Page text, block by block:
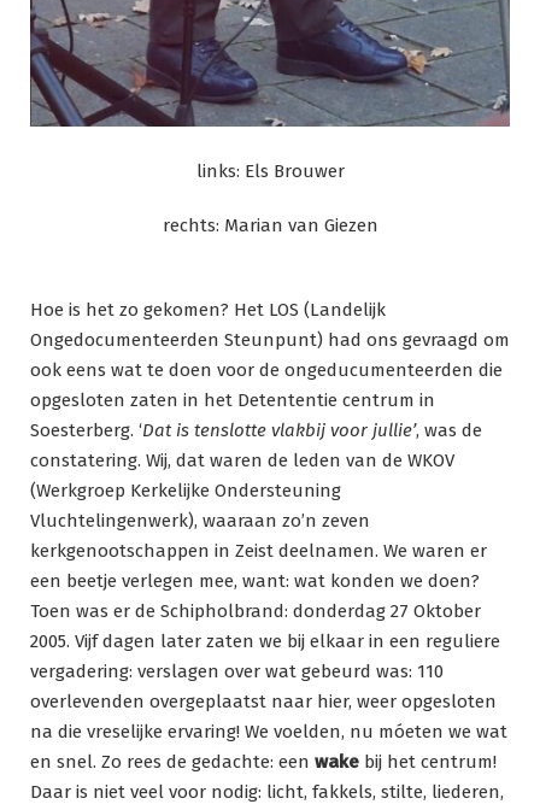
links: Els Brouwer
rechts: Marian van Giezen
Hoe is het zo gekomen? Het LOS (Landelijk
Ongedocumenteerden Steunpunt) had ons gevraagd om
ook eens wat te doen voor de ongeducumenteerden die
opgesloten zaten in het Detententie centrum in
Soesterberg. ‘Dat is tenslotte vlakbij voor jullie’, was de
constatering. Wij, dat waren de leden van de WKOV
(Werkgroep Kerkelijke Ondersteuning
Vluchtelingenwerk), waaraan zo’n zeven
kerkgenootschappen in Zeist deelnamen. We waren er
een beetje verlegen mee, want: wat konden we doen?
Toen was er de Schipholbrand: donderdag 27 Oktober
2005. Vijf dagen later zaten we bij elkaar in een reguliere
vergadering: verslagen over wat gebeurd was: 110
overlevenden overgeplaatst naar hier, weer opgesloten
na die vreselijke ervaring! We voelden, nu móeten we wat
en snel. Zo rees de gedachte: een wake bij het centrum!
Daar is niet veel voor nodig: licht, fakkels, stilte, liederen,